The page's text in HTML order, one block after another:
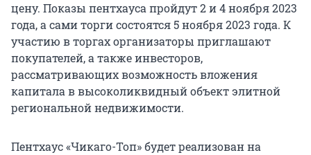
цену. Показы пентхауса пройдут 2 и 4 ноября 2023
года, а сами торги состоятся 5 ноября 2023 года. К
участию в торгах организаторы приглашают
покупателей, а также инвесторов,
рассматривающих возможность вложения
капитала в высоколиквидный объект элитной
региональной недвижимости.
Пентхаус «Чикаго-Топ» будет реализован на